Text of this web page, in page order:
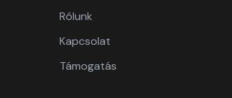
Rólunk
Kapcsolat
Támogatás